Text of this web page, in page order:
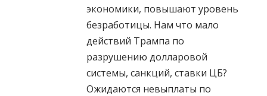
экономики, повышают уровень
безработицы. Нам что мало
действий Трампа по
разрушению долларовой
системы, санкций, ставки ЦБ?
Ожидаются невыплаты по